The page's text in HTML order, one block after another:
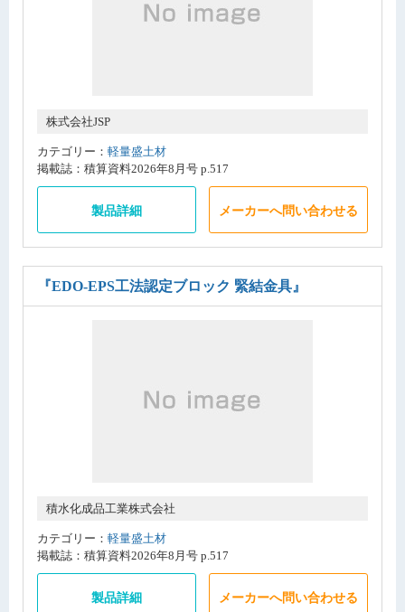
株式会社JSP
カテゴリー： 軽量盛土材
掲載誌：積算資料2026年8月号 p.517
製品詳細 メーカーへ問い合わせる
『EDO-EPS工法認定ブロック 緊結金具』
積水化成品工業株式会社
カテゴリー： 軽量盛土材
掲載誌：積算資料2026年8月号 p.517
製品詳細 メーカーへ問い合わせる